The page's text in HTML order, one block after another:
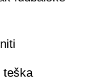
teška